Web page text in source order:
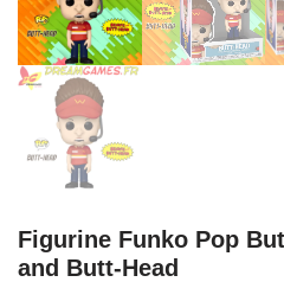
Figurine Funko Pop
and Butt-Head